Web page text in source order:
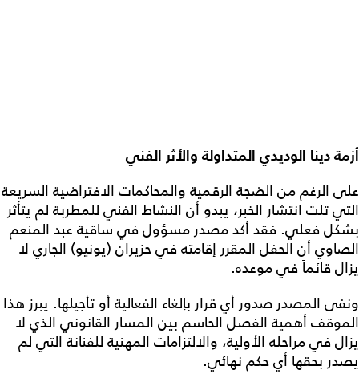
أزمة دينا الوديدي المتداولة والأثر الفني
على الرغم من الضجة الرقمية والمحاكمات الافتراضية السريعة
التي تلت انتشار الخبر، يبدو أن النشاط الفني للمطربة لم يتأثر
بشكل فعلي. فقد أكد مصدر مسؤول في ساقية عبد المنعم
الصاوي أن الحفل المقرر إقامته في حزيران (يونيو) الجاري لا
يزال قائماً في موعده.
ونفى المصدر صدور أي قرار بإلغاء الفعالية أو تأجيلها. يبرز هذا
الموقف أهمية الفصل الحاسم بين المسار القانوني الذي لا
يزال في مراحله الأولية، والالتزامات المهنية للفنانة التي لم
يصدر بحقها أي حكم نهائي.